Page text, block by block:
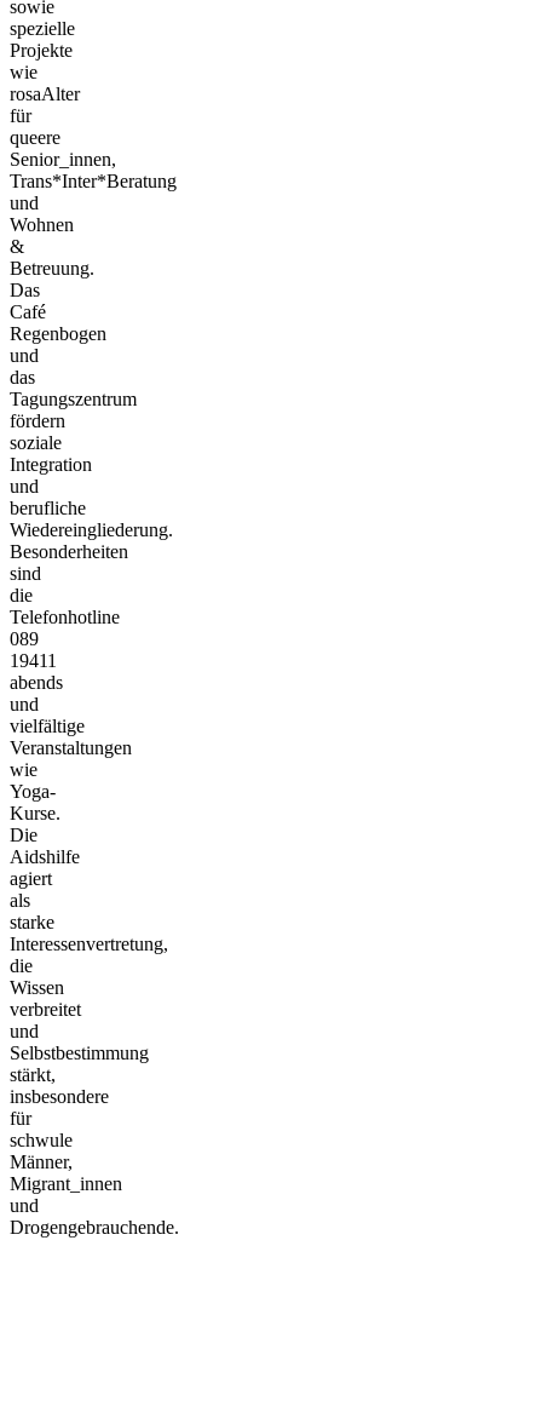
sowie
spezielle
Projekte
wie
rosaAlter
für
queere
Senior_innen,
Trans*Inter*Beratung
und
Wohnen
&
Betreuung.
Das
Café
Regenbogen
und
das
Tagungszentrum
fördern
soziale
Integration
und
berufliche
Wiedereingliederung.
Besonderheiten
sind
die
Telefonhotline
089
19411
abends
und
vielfältige
Veranstaltungen
wie
Yoga-
Kurse.
Die
Aidshilfe
agiert
als
starke
Interessenvertretung,
die
Wissen
verbreitet
und
Selbstbestimmung
stärkt,
insbesondere
für
schwule
Männer,
Migrant_innen
und
Drogengebrauchende.